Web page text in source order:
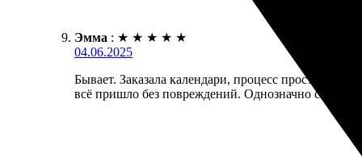
Эмма : ★ ★ ★ ★ ★
04.06.2025
Бывает. Заказала календари, процесс простой и
всё пришло без повреждений. Однозначно советую.